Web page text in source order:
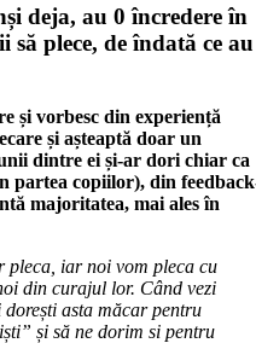
deja, au 0 încredere în
să plece, de îndată ce au
și vorbesc din experiență
și așteaptă doar un
dintre ei și-ar dori chiar ca
partea copiilor), din
majoritatea, mai ales în
pleca, iar noi vom pleca cu
din curajul lor. Când vezi
asta măcar pentru
și să ne dorim si pentru